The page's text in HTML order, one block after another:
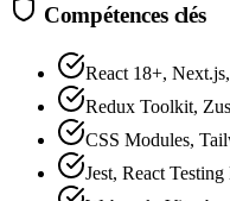
Compétences clés
React 18+,
Redux Toolkit,
CSS Modules,
Jest, React